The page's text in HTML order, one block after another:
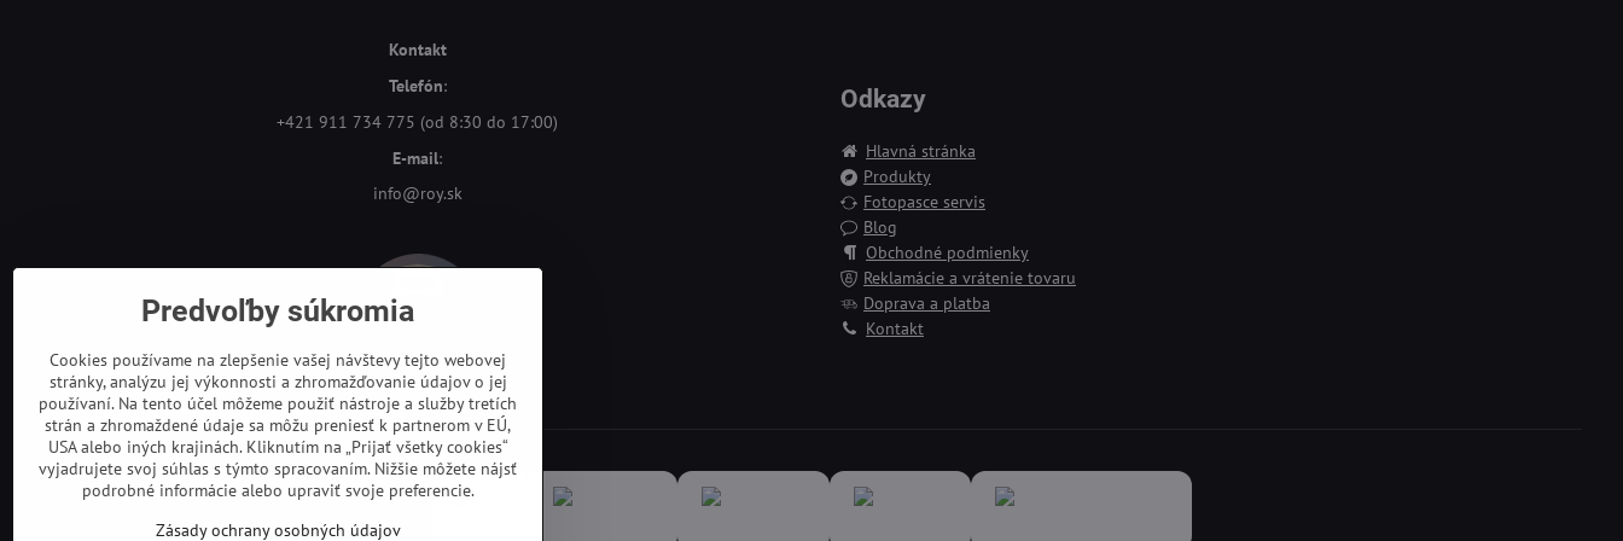
Kontakt
Telefón:
+421 911 734 775 (od 8:30 do 17:00)
E-mail:
info@roy.sk
Odkazy
Hlavná stránka
Produkty
Fotopasce servis
Blog
Obchodné podmienky
Reklamácie a vrátenie tovaru
Doprava a platba
Kontakt
Predvoľby súkromia
Cookies používame na zlepšenie vašej návštevy tejto webovej
stránky, analýzu jej výkonnosti a zhromažďovanie údajov o jej
používaní. Na tento účel môžeme použiť nástroje a služby tretích
strán a zhromaždené údaje sa môžu preniesť k partnerom v EÚ,
USA alebo iných krajinách. Kliknutím na „Prijať všetky cookies“
vyjadrujete svoj súhlas s týmto spracovaním. Nižšie môžete nájsť
podrobné informácie alebo upraviť svoje preferencie.
Zásady ochrany osobných údajov